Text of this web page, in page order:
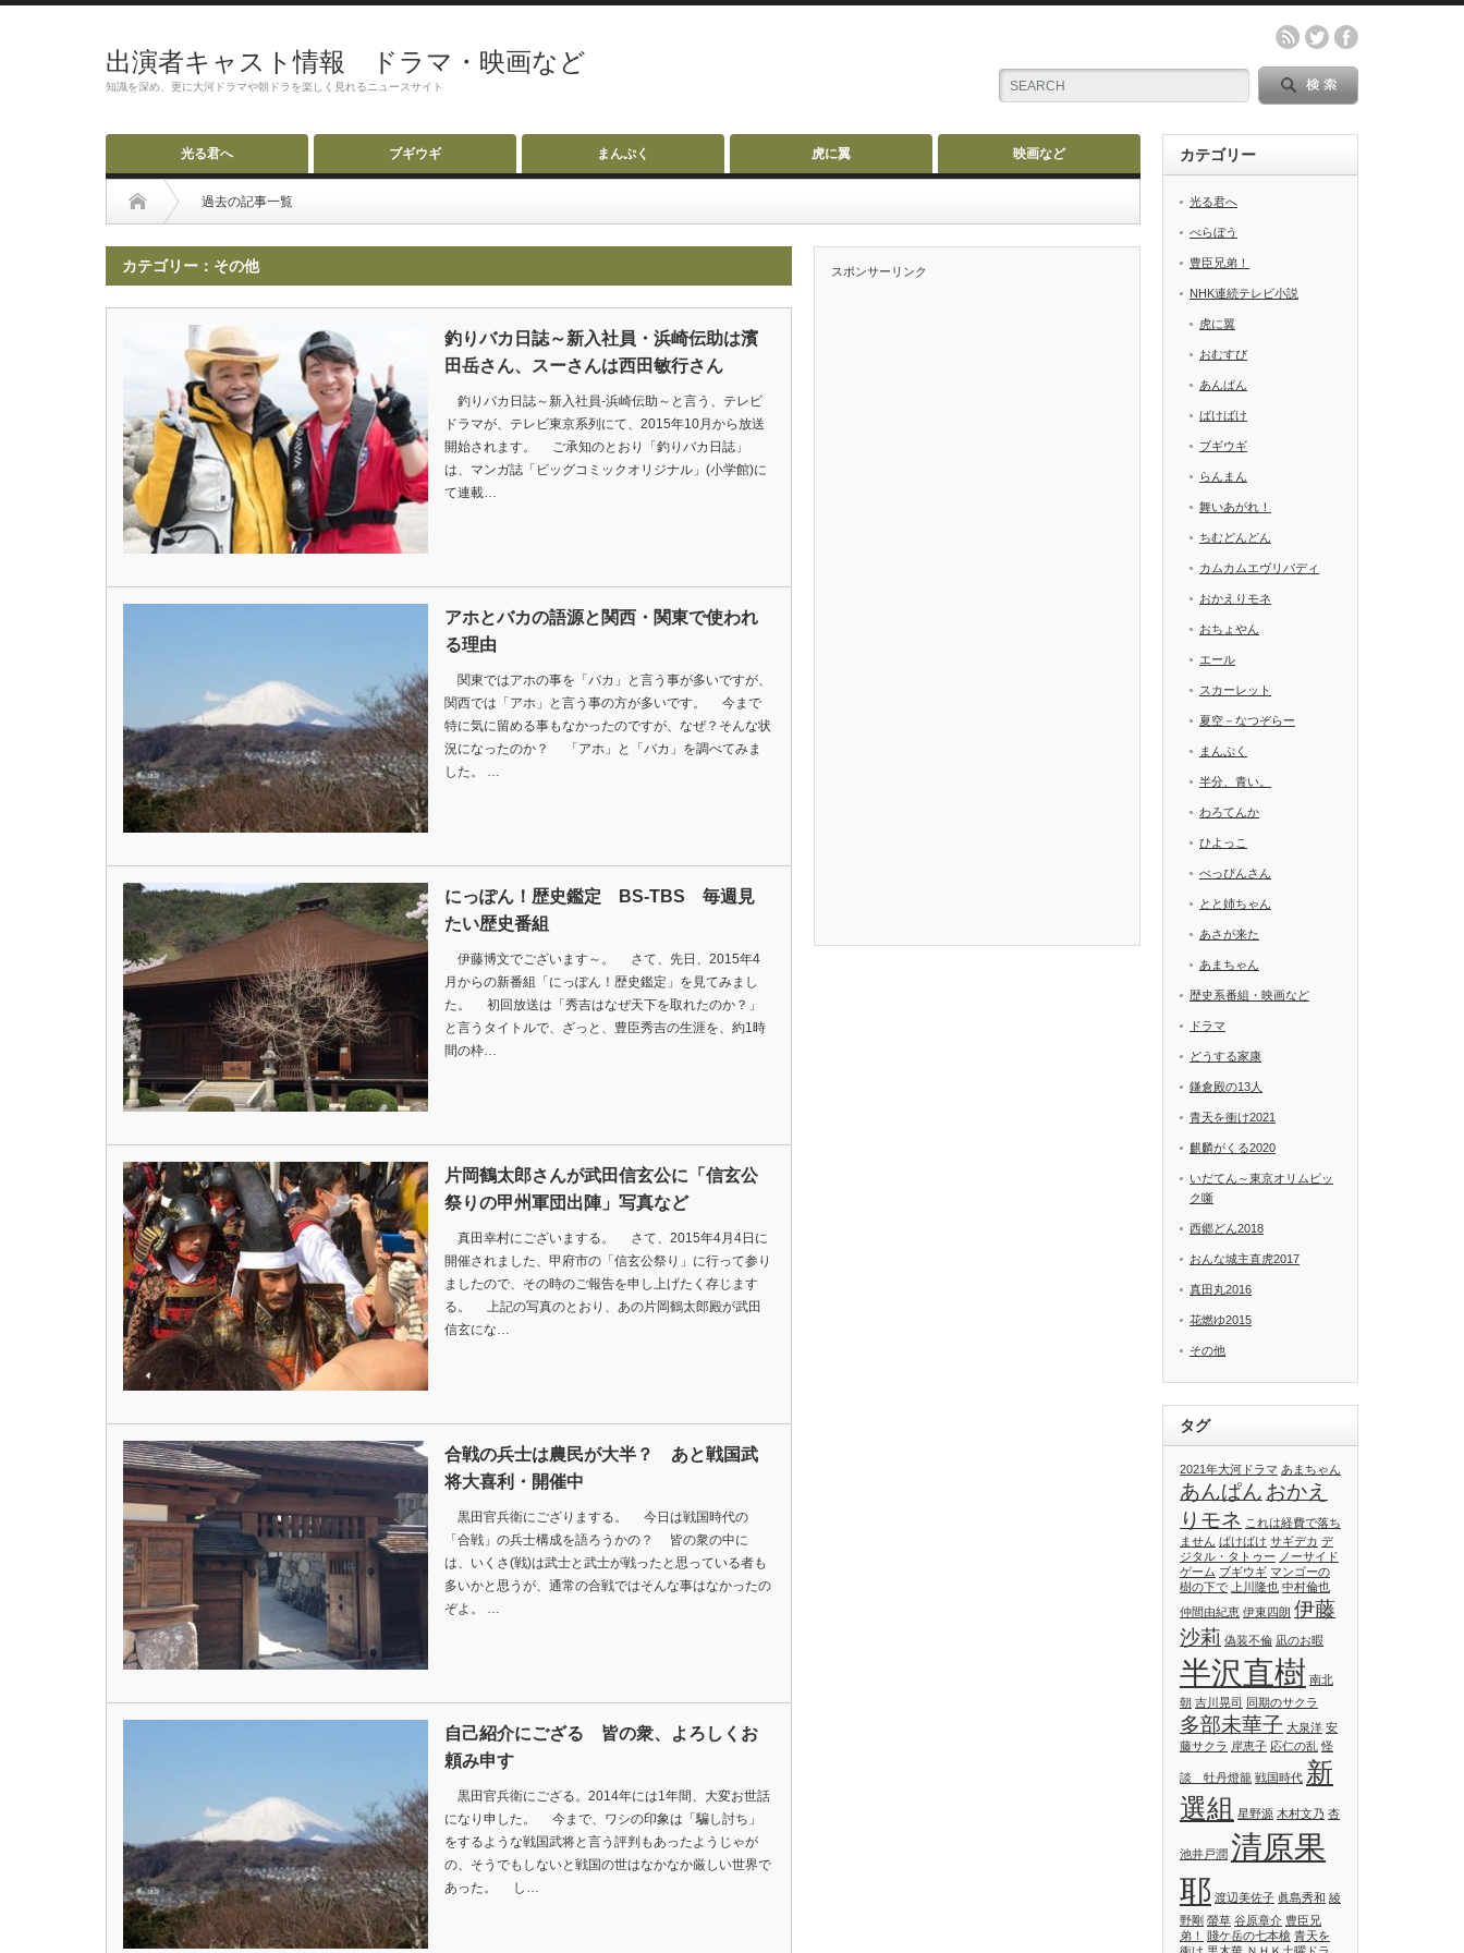
出演者キャスト情報 ドラマ・映画など
知識を深め、更に大河ドラマや朝ドラを楽しく見れるニュースサイト
光る君へ ブギウギ まんぷく 虎に翼 映画など
過去の記事一覧
カテゴリー：その他
釣りバカ日誌～新入社員・浜崎伝助は濱
田岳さん、スーさんは西田敏行さん
釣りバカ日誌～新入社員-浜崎伝助～と言う、テレビ
ドラマが、テレビ東京系列にて、2015年10月から放送
開始されます。 ご承知のとおり「釣りバカ日誌」
は、マンガ誌「ビッグコミックオリジナル」(小学館)に
て連載…
アホとバカの語源と関西・関東で使われ
る理由
関東ではアホの事を「バカ」と言う事が多いですが、
関西では「アホ」と言う事の方が多いです。 今まで
特に気に留める事もなかったのですが、なぜ？そんな状
況になったのか？ 「アホ」と「バカ」を調べてみま
した。 …
にっぽん！歴史鑑定 BS-TBS 毎週見
たい歴史番組
伊藤博文でございます～。 さて、先日、2015年4
月からの新番組「にっぽん！歴史鑑定」を見てみまし
た。 初回放送は「秀吉はなぜ天下を取れたのか？」
と言うタイトルで、ざっと、豊臣秀吉の生涯を、約1時
間の枠…
片岡鶴太郎さんが武田信玄公に「信玄公
祭りの甲州軍団出陣」写真など
真田幸村にございまする。 さて、2015年4月4日に
開催されました、甲府市の「信玄公祭り」に行って参り
ましたので、その時のご報告を申し上げたく存じます
る。 上記の写真のとおり、あの片岡鶴太郎殿が武田
信玄にな…
合戦の兵士は農民が大半？ あと戦国武
将大喜利・開催中
黒田官兵衛にござりまする。 今日は戦国時代の
「合戦」の兵士構成を語ろうかの？ 皆の衆の中に
は、いくさ(戦)は武士と武士が戦ったと思っている者も
多いかと思うが、通常の合戦ではそんな事はなかったの
ぞよ。 …
自己紹介にござる 皆の衆、よろしくお
頼み申す
黒田官兵衛にござる。2014年には1年間、大変お世話
になり申した。 今まで、ワシの印象は「騙し討ち」
をするような戦国武将と言う評判もあったようじゃが
の、そうでもしないと戦国の世はなかなか厳しい世界で
あった。 し…
スポンサーリンク
カテゴリー
光る君へ
べらぼう
豊臣兄弟！
NHK連続テレビ小説
虎に翼
おむすび
あんぱん
ばけばけ
ブギウギ
らんまん
舞いあがれ！
ちむどんどん
カムカムエヴリバディ
おかえりモネ
おちょやん
エール
スカーレット
夏空－なつぞらー
まんぷく
半分、青い。
わろてんか
ひよっこ
べっぴんさん
とと姉ちゃん
あさが来た
あまちゃん
歴史系番組・映画など
ドラマ
どうする家康
鎌倉殿の13人
青天を衝け2021
麒麟がくる2020
いだてん～東京オリムピッ
ク噺
西郷どん2018
おんな城主直虎2017
真田丸2016
花燃ゆ2015
その他
タグ
2021年大河ドラマ あまちゃん
あんぱん おかえ
りモネ これは経費で落ち
ません ばけばけ サギデカ デ
ジタル・タトゥー ノーサイド
ゲーム ブギウギ マンゴーの
樹の下で
上川隆也 中村倫也
仲間由紀恵 伊東四朗 伊藤
沙莉 偽装不倫 凪のお暇
半沢直樹 南北
朝 吉川晃司 同期のサクラ
多部未華子 大泉洋 安
藤サクラ 岸恵子 応仁の乱 怪
談 牡丹燈籠 戦国時代 新
選組
星野源 木村文乃 杏
池井戸潤 清原果
耶 渡辺美佐子 眞島秀和 綾
野剛 螢草 谷原章介 豊臣兄
弟！
賤ケ岳の七本槍 青天を